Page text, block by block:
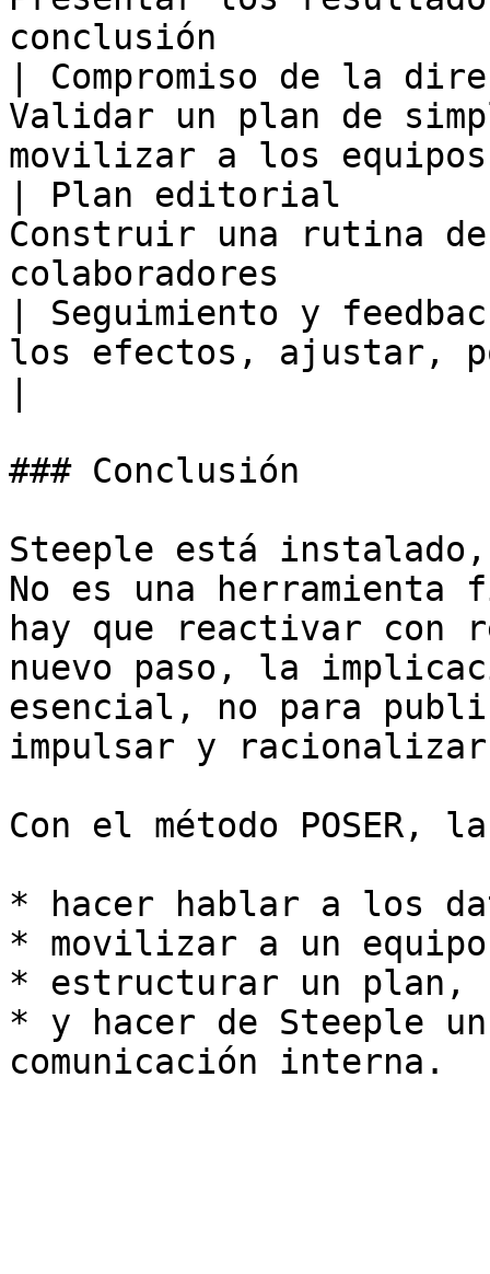
conclusión
| Compromiso de la
Validar un plan de
movilizar a los
| Plan editorial
Construir una rutina
colaboradores
| Seguimiento y
los efectos, ajustar,
### Conclusión
Steeple está
No es una
hay que reactivar con
nuevo paso, la
esencial, no para
impulsar y
Con el método POSER,
* hacer hablar a los
* movilizar a un
* estructurar un plan,
* y hacer de Steeple